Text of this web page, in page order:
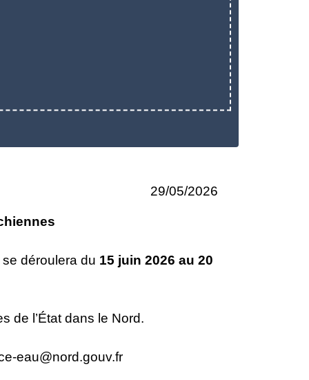
29/05/2026
déroulera du 15 juin 2026 au 20
de l’État dans le Nord.
eau@nord.gouv.fr